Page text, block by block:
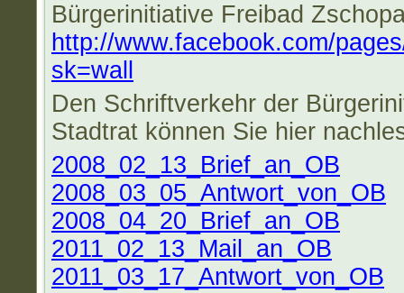
Bürgerinitiative Freibad
http://www.facebook.com/
sk=wall
Den Schriftverkehr der
Stadtrat können Sie hier
2008_02_13_Brief_an_OB
2008_03_05_Antwort_von_OB
2008_04_20_Brief_an_OB
2011_02_13_Mail_an_OB
2011_03_17_Antwort_von_OB